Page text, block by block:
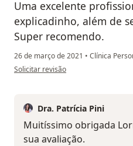
Uma excelente
explicadinho, além de
Super recomendo.
26 de março de 2021 • Clínica
na opinião do utilizador Lorruama
Solicitar revisão
Dra. Patrícia Pini
Muitíssimo obrigada
sua avaliação.